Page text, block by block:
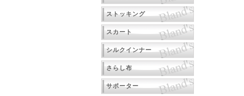
ストッキング
スカート
シルクインナー
さらし布
サポーター